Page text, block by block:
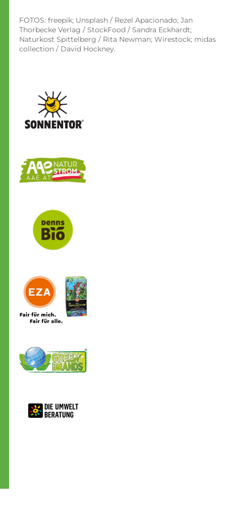
FOTOS: freepik; Unsplash / Rezel Apacionado; Jan
Thorbecke Verlag / StockFood / Sandra Eckhardt;
Naturkost Spittelberg / Rita Newman; Wirestock; midas
collection / David Hockney.